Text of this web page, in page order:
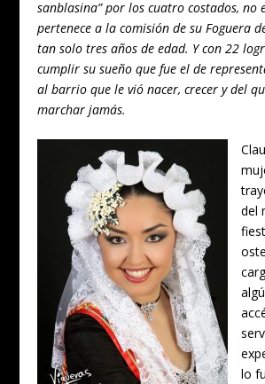
sanblasina” por los cuatro costados, no
pertenece a la comisión de su Foguera
tan solo tres años de edad. Y con 22
cumplir su sueño que fue el de
al barrio que le vió nacer, crecer y del
marchar jamás.
del
lo